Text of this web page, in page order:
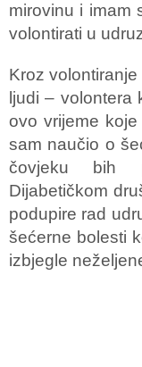
mirovinu i imam
volontirati u
Kroz
ljudi – volontera
ovo vrijeme
sam naučio o
čovjeku bih
Dijabetičkom
podupire rad
šećerne bolesti
izbjegle